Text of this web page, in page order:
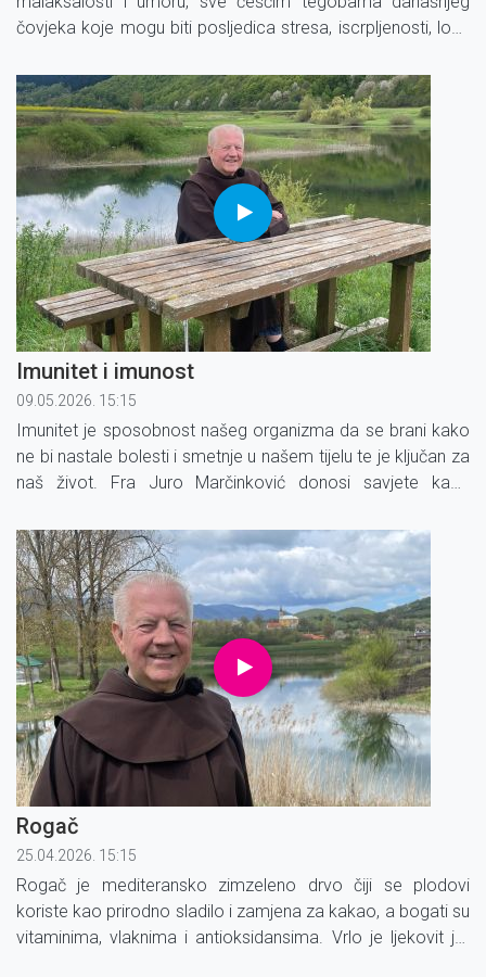
čovjeka koje mogu biti posljedica stresa, iscrpljenosti, loše
Imunitet i imunost
09.05.2026. 15:15
Imunitet je sposobnost našeg organizma da se brani kako
ne bi nastale bolesti i smetnje u našem tijelu te je ključan za
naš život. Fra Juro Marčinković donosi savjete kako
Rogač
25.04.2026. 15:15
Rogač je mediteransko zimzeleno drvo čiji se plodovi
koriste kao prirodno sladilo i zamjena za kakao, a bogati su
vitaminima, vlaknima i antioksidansima. Vrlo je ljekovit jer